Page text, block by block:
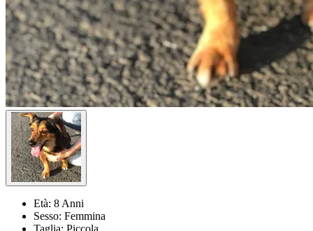
Età: 8 Anni
Sesso: Femmina
Taglia: Piccola